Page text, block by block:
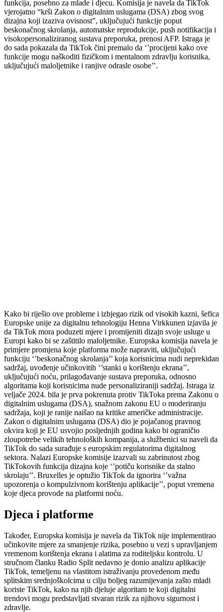
funkcija, posebno za mlade i djecu. Komisija je navela da TikTok
vjerojatno “krši Zakon o digitalnim uslugama (DSA) zbog svog
dizajna koji izaziva ovisnost”, uključujući funkcije poput
beskonačnog skrolanja, automatske reprodukcije, push notifikacija i
visokopersonaliziranog sustava preporuka, prenosi AFP. Istraga je
do sada pokazala da TikTok čini premalo da ‘’procijeni kako ove
funkcije mogu naškoditi fizičkom i mentalnom zdravlju korisnika,
uključujući maloljetnike i ranjive odrasle osobe’’.
Kako bi riješio ove probleme i izbjegao rizik od visokih kazni, šefica
Europske unije za digitalnu tehnologiju Henna Virkkunen izjavila je
da TikTok mora poduzeti mjere i promijeniti dizajn svoje usluge u
Europi kako bi se zaštitilo maloljetnike. Europska komisija navela je
primjere promjena koje platforma može napraviti, uključujući
funkciju ‘’beskonačnog skrolanja’’ koja korisnicima nudi neprekidan
sadržaj, uvođenje učinkovitih ‘’stanki u korištenju ekrana’’,
uključujući noću, prilagođavanje sustava preporuka, odnosno
algoritama koji korisnicima nude personaliziraniji sadržaj. Istraga iz
veljače 2024. bila je prva pokrenuta protiv TikToka prema Zakonu o
digitalnim uslugama (DSA), snažnom zakonu EU o moderiranju
sadržaja, koji je ranije naišao na kritike američke administracije.
Zakon o digitalnim uslugama (DSA) dio je pojačanog pravnog
okvira koji je EU usvojio posljednjih godina kako bi ograničio
zloupotrebe velikih tehnoloških kompanija, a službenici su naveli da
TikTok do sada surađuje s europskim regulatorima digitalnog
sektora. Nalazi Europske komisije izazvali su zabrinutost zbog
TikTokovih funkcija dizajna koje ‘’potiču korisnike da stalno
skrolaju’’. Bruxelles je optužio TikTok da ignorira ‘’važna
upozorenja o kompulzivnom korištenju aplikacije’’, poput vremena
koje djeca provode na platformi noću.
Djeca i platforme
Također, Europska komisija je navela da TikTok nije implementirao
učinkovite mjere za smanjenje rizika, posebno u vezi s upravljanjem
vremenom korištenja ekrana i alatima za roditeljsku kontrolu. U
stručnom članku Radio Split nedavno je donio analizu aplikacije
TikTok, temeljenu na vlastitom istraživanju provedenom među
splitskim srednjoškolcima u cilju boljeg razumijevanja zašto mladi
koriste TikTok, kako na njih djeluje algoritam te koji digitalni
trendovi mogu predstavljati stvaran rizik za njihovu sigurnost i
zdravlje.